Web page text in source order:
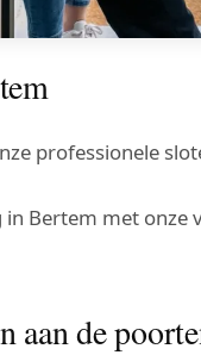
professionele
Bertem met onze
aan de